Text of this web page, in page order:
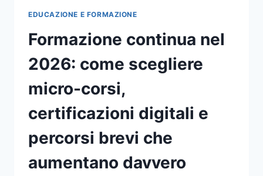
DAVVERO
EDUCAZIONE E FORMAZIONE
Formazione continua nel
2026: come scegliere
micro-corsi,
certificazioni digitali e
percorsi brevi che
aumentano davvero